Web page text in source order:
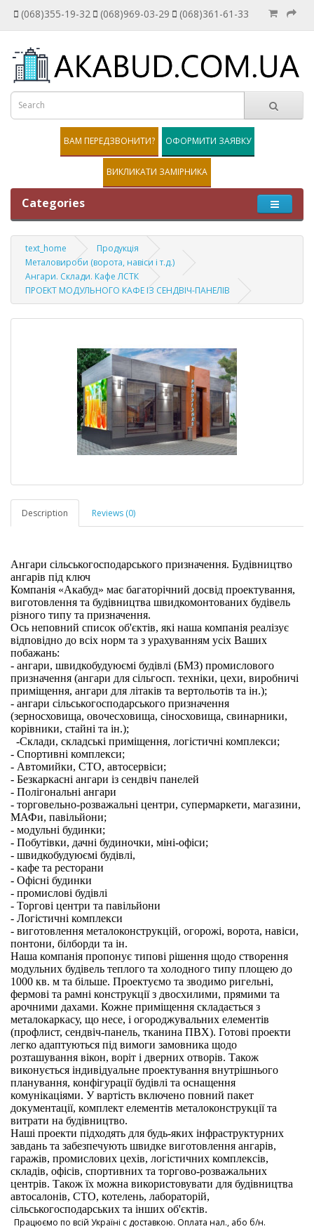
(068)355-19-32 (068)969-03-29 (068)361-61-33
ВАМ ПЕРЕДЗВОНИТИ? ОФОРМИТИ ЗАЯВКУ
ВИКЛИКАТИ ЗАМІРНИКА
Categories
text_home
Продукція
Металовироби (ворота, навіси і т.д.)
Ангари. Склади. Кафе ЛСТК
ПРОЕКТ МОДУЛЬНОГО КАФЕ ІЗ СЕНДВІЧ-ПАНЕЛІВ
Description Reviews (0)
Ангари сільськогосподарського призначення. Будівництво
ангарів під ключ
Компанія «Акабуд» має багаторічний досвід проектування,
виготовлення та будівництва швидкомонтованих будівель
різного типу та призначення.
Ось неповний список об'єктів, які наша компанія реалізує
відповідно до всіх норм та з урахуванням усіх Ваших
побажань:
- ангари, швидкобудуюємі будівлі (БМЗ) промислового
призначення (ангари для сільгосп. техніки, цехи, виробничі
приміщення, ангари для літаків та вертольотів та ін.);
- ангари сільськогосподарського призначення
(зерносховища, овочесховища, сіносховища, свинарники,
корівники, стайні та ін.);
-Склади, складські приміщення, логістичні комплекси;
- Спортивні комплекси;
- Автомийки, СТО, автосервіси;
- Безкаркасні ангари із сендвіч панелей
- Полігональні ангари
- торговельно-розважальні центри, супермаркети, магазини,
МАФи, павільйони;
- модульні будинки;
- Побутівки, дачні будиночки, міні-офіси;
- швидкобудуюємі будівлі,
- кафе та ресторани
- Офісні будинки
- промислові будівлі
- Торгові центри та павільйони
- Логістичні комплекси
- виготовлення металоконструкцій, огорожі, ворота, навіси,
понтони, білборди та ін.
Наша компанія пропонує типові рішення щодо створення
модульних будівель теплого та холодного типу площею до
1000 кв. м та більше. Проектуємо та зводимо ригельні,
фермові та рамні конструкції з двосхилими, прямими та
арочними дахами. Кожне приміщення складається з
металокаркасу, що несе, і огороджувальних елементів
(профлист, сендвіч-панель, тканина ПВХ). Готові проекти
легко адаптуються під вимоги замовника щодо
розташування вікон, воріт і дверних отворів. Також
виконується індивідуальне проектування внутрішнього
планування, конфігурації будівлі та оснащення
комунікаціями. У вартість включено повний пакет
документації, комплект елементів металоконструкції та
витрати на будівництво.
Наші проекти підходять для будь-яких інфраструктурних
завдань та забезпечують швидке виготовлення ангарів,
гаражів, промислових цехів, логістичних комплексів,
складів, офісів, спортивних та торгово-розважальних
центрів. Також їх можна використовувати для будівництва
автосалонів, СТО, котелень, лабораторій,
сільськогосподарських та інших об'єктів.
по всій Україні с доставкою. Оплата нал., або б/н.